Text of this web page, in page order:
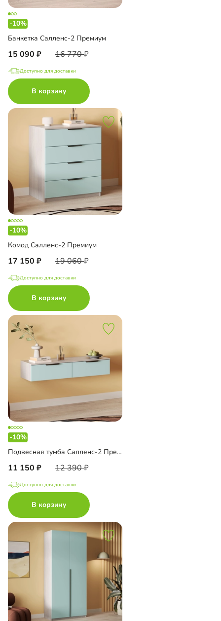
-10%
Банкетка Салленс-2 Премиум
15 090 16 770
Доступно для доставки
В корзину
-10%
Комод Салленс-2 Премиум
17 150 19 060
Доступно для доставки
В корзину
-10%
Подвесная тумба Салленс-2 Премиум
11 150 12 390
Доступно для доставки
В корзину